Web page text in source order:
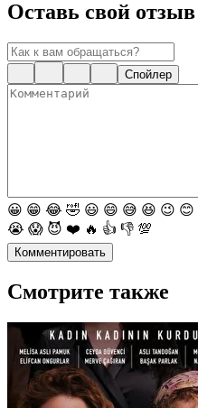
Оставь свой отзыв
Спойлер
😀 😁 😂 🤣 😃 😄 😅 😆 😉 😊
😭 😱 😈 ❤️ 🔥 👍 👎 💯
Комментировать
Смотрите также